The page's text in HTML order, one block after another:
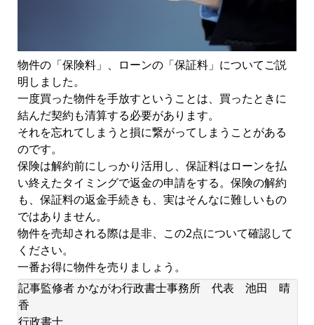
物件の「保険料」、ローンの「保証料」についてご説
明しました。
一度買った物件を手放すということは、買ったときに
結んだ契約も清算する必要があります。
それを忘れてしまうと損に繋がってしまうことがある
のです。
保険は解約前にしっかり活用し、保証料はローンを払
い終えたタイミングで返金の申請をする。保険の解約
も、保証料の返金手続きも、実はそんなに難しいもの
ではありません。
物件を売却される際は是非、この2点について確認して
ください。
一番お得に物件を売りましょう。
記事監修者 かながわ行政書士事務所 代表 池田 晴
香
行政書士